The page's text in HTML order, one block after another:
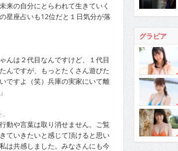
来の自分にとらわれて生きていく
星座占いも12位だと１日気分が落
んは２代目なんですけど、１代目
んですが、もっとたくさん遊びた
ですよ（笑）兵庫の実家にいて離
動や言葉は取り消せません。ご覧
ていきたいと感じて頂けると思い
は共感しました。みなさんにも今
グラビア